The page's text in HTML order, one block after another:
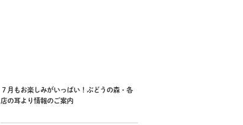
７月もお楽しみがいっぱい！ぶどうの森・各
店の耳より情報のご案内